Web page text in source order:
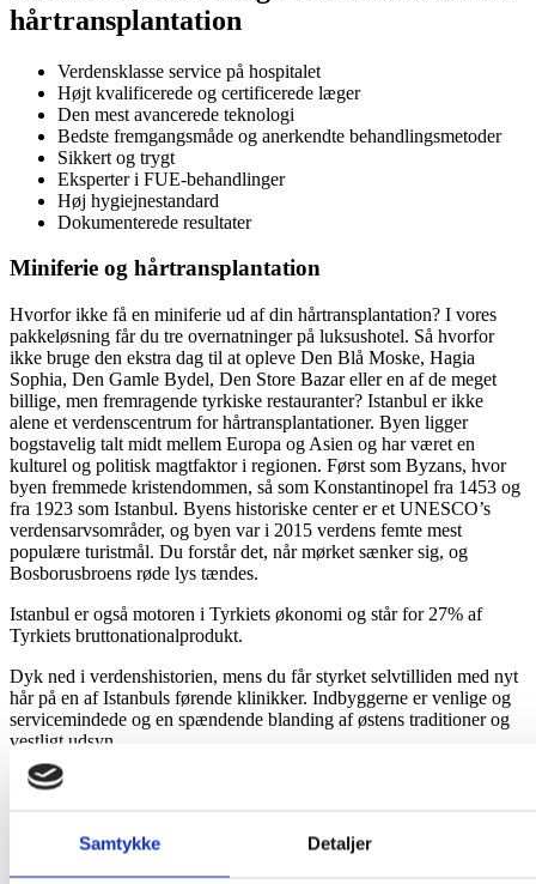
Samtykke Detaljer
hårtransplantation
Verdensklasse service på hospitalet
Højt kvalificerede og certificerede læger
Den mest avancerede teknologi
Bedste fremgangsmåde og anerkendte behandlingsmetoder
Sikkert og trygt
Eksperter i FUE-behandlinger
Høj hygiejnestandard
Dokumenterede resultater
Miniferie og hårtransplantation
Hvorfor ikke få en miniferie ud af din hårtransplantation? I vores
pakkeløsning får du tre overnatninger på luksushotel. Så hvorfor
ikke bruge den ekstra dag til at opleve Den Blå Moske, Hagia
Sophia, Den Gamle Bydel, Den Store Bazar eller en af de meget
billige, men fremragende tyrkiske restauranter? Istanbul er ikke
alene et verdenscentrum for hårtransplantationer. Byen ligger
bogstavelig talt midt mellem Europa og Asien og har været en
kulturel og politisk magtfaktor i regionen. Først som Byzans, hvor
byen fremmede kristendommen, så som Konstantinopel fra 1453 og
fra 1923 som Istanbul. Byens historiske center er et UNESCO’s
verdensarvsområder, og byen var i 2015 verdens femte mest
populære turistmål. Du forstår det, når mørket sænker sig, og
Bosborusbroens røde lys tændes.
Istanbul er også motoren i Tyrkiets økonomi og står for 27% af
Tyrkiets bruttonationalprodukt.
Dyk ned i verdenshistorien, mens du får styrket selvtilliden med nyt
hår på en af Istanbuls førende klinikker. Indbyggerne er venlige og
servicemindede og en spændende blanding af østens traditioner og
vestligt udsyn.
Erfaringer fra Tyrkiet
I Istanbul tilbyder mere end 400 klinikker hårtransplantationer.
Nogle klinikker skilter med priser ned til ca. 5000 danske kroner.
Disse klinikker skal du være varsom med. Vores klinik er anerkendt